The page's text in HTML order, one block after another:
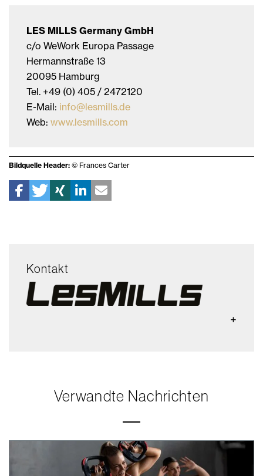
LES MILLS Germany GmbH
c/o WeWork Europa Passage
Hermannstraße 13
20095 Hamburg
Tel. +49 (0) 405 / 2472120
E-Mail: info@lesmills.de
Web: www.lesmills.com
Bildquelle Header: © Frances Carter
Kontakt
Verwandte Nachrichten